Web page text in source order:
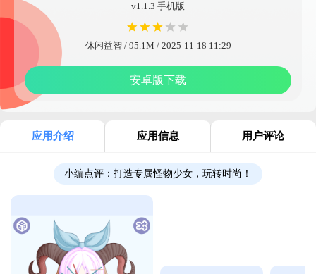
v1.1.3 手机版
休闲益智 / 95.1M / 2025-11-18 11:29
安卓版下载
应用介绍 应用信息 用户评论
小编点评： 打造专属怪物少女，玩转时尚！